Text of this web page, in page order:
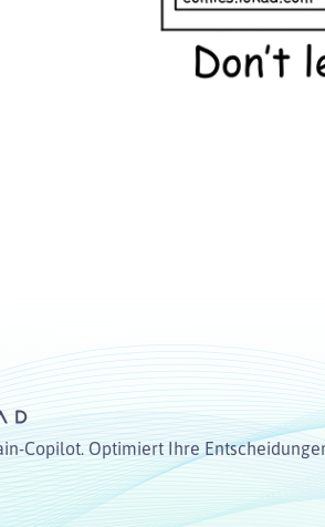
Copilot. Optimiert Ihre